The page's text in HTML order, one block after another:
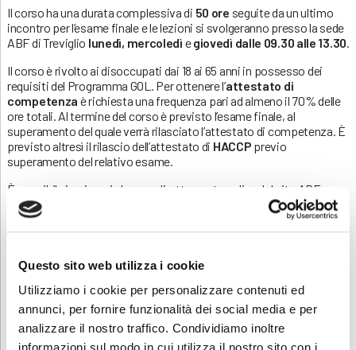
Questo sito web utilizza i cookie
Utilizziamo i cookie per personalizzare contenuti ed
annunci, per fornire funzionalità dei social media e per
analizzare il nostro traffico. Condividiamo inoltre
Il corso ha una durata complessiva di 50 ore seguite da un ultimo
incontro per l’esame finale e le lezioni si svolgeranno presso la sede
ABF di Treviglio lunedì, mercoledì egiovedì dalle 09.30 alle 13.30.
Il corso è rivolto ai disoccupati dai 18 ai 65 anni in possesso dei
requisiti del Programma GOL. Per ottenere l’attestato di
competenza è richiesta una frequenza pari ad almeno il 70% delle
ore totali. Al termine del corso è previsto l’esame finale, al
superamento del quale verrà rilasciato l’attestato di competenza. È
previsto altresì il rilascio dell’attestato di HACCP previo
superamento del relativo esame.
È possibile iscriversi al corso direttamente online dal sito ABF,
cliccando sul pulsante “ISCRIZIONE” in fondo a questa pagina.
Sei interessato a questo corso ma non sei
disoccupato?
Contattaci, saremo lieti di presentarti la
nostra offerta formativa dedicata.